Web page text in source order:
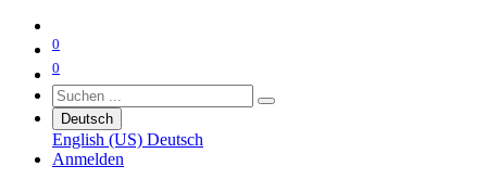
0
0
Deutsch
English (US) Deutsch
Anmelden